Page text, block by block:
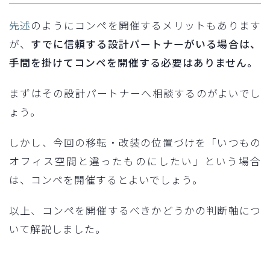
先述のようにコンペを開催するメリットもあります
が、 すでに信頼する設計パートナーがいる場合は、
手間を掛けてコンペを開催する必要はありません。
まずはその設計パートナーへ相談するのがよいでし
ょう。
しかし、今回の移転・改装の位置づけを「いつもの
オフィス空間と違ったものにしたい」という場合
は、コンペを開催するとよいでしょう。
以上、コンペを開催するべきかどうかの判断軸につ
いて解説しました。